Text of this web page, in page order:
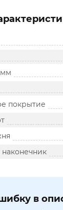
покрытие
в